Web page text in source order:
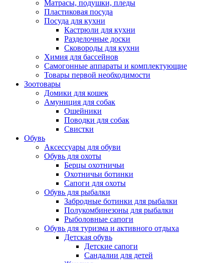
Матрасы, подушки, пледы
Пластиковая посуда
Посуда для кухни
Кастрюли для кухни
Разделочные доски
Сковороды для кухни
Химия для бассейнов
Самогонные аппараты и комплектующие
Товары первой необходимости
Зоотовары
Домики для кошек
Амуниция для собак
Ошейники
Поводки для собак
Свистки
Обувь
Аксессуары для обуви
Обувь для охоты
Берцы охотничьи
Охотничьи ботинки
Сапоги для охоты
Обувь для рыбалки
Забродные ботинки для рыбалки
Полукомбинезоны для рыбалки
Рыболовные сапоги
Обувь для туризма и активного отдыха
Детская обувь
Детские сапоги
Сандалии для детей